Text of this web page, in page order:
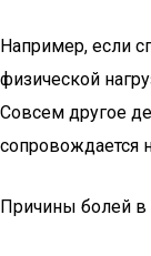
Например, если
физической
Совсем другое
сопровождается
Причины болей в